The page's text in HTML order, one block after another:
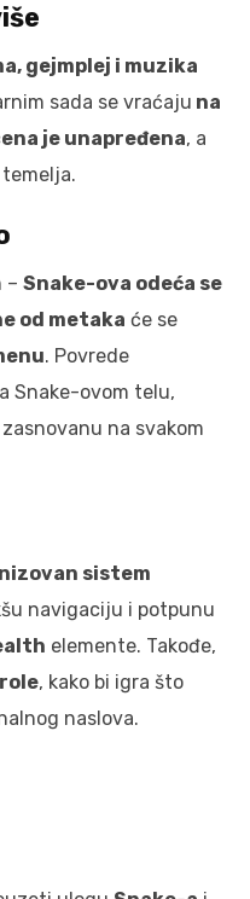
gejmplej i muzika
sada se vraćaju na
je unapređena, a
– Snake-ova odeća se
od metaka će se
. Povrede
Snake-ovom telu,
zasnovanu na svakom
sistem
navigaciju i potpunu
elemente. Takođe,
, kako bi igra što
naslova.